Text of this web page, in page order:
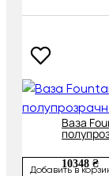
Ваза
10348 ₴
Добавить в